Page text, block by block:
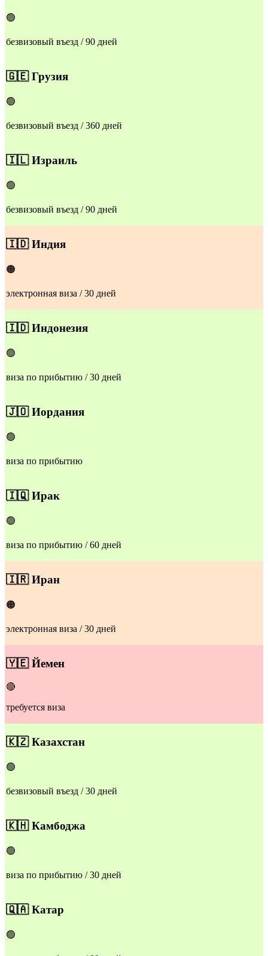
🟢
безвизовый въезд / 90 дней
🇬🇪Грузия
🟢
безвизовый въезд / 360 дней
🇮🇱Израиль
🟢
безвизовый въезд / 90 дней
🇮🇩Индия
🟠
электронная виза / 30 дней
🇮🇩Индонезия
🟢
виза по прибытию / 30 дней
🇯🇴Иордания
🟢
виза по прибытию
🇮🇶Ирак
🟢
виза по прибытию / 60 дней
🇮🇷Иран
🟠
электронная виза / 30 дней
​🇾🇪Йемен
🔴
требуется виза
​🇰🇿Казахстан
🟢
безвизовый въезд / 30 дней
​🇰🇭Камбоджа
🟢
виза по прибытию / 30 дней
​🇶🇦Катар
🟢